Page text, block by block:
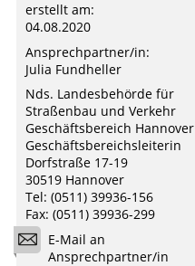
erstellt am:
04.08.2020
Ansprechpartner/in:
Julia Fundheller
Nds. Landesbehörde für
Straßenbau und Verkehr
Geschäftsbereich Hannover
Geschäftsbereichsleiterin
Dorfstraße 17-19
30519 Hannover
Tel: (0511) 39936-156
Fax: (0511) 39936-299
E-Mail an
Ansprechpartner/in